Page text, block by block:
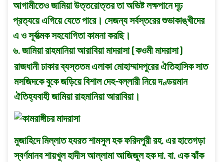
আগামীতেও জামিয়া উত্তরােত্তর তা অভিষ্ট লক্ষপানে দৃঢ়
প্রত্যয়ে এগিয়ে যেতে পারে। সেজন্য সর্বস্তরের শুভাকাঙ্খীদের
এ ও সূৰ্বাত্মক সহযােগিতা কামনা করছি।
৬. জামিয়া রাহমানিয়া আরাবিয়া মাদরাসা ( কওমী মাদরাসা )
রাজধানী ঢাকার ব্যস্ততম এলাকা মোহাম্মাদপুরের ঐতিহাসিক সাত
মসজিদকে বুকে জড়িয়ে বিশাল দেহ-বল্লারী নিয়ে দণ্ডয়মান
ঐতিহ্যবাহী জামিয়া রাহমানিয়া আরাবিয়া।
মুজাহিদে মিল্লাত হযরত শামসুল হক ফরিদপুরী রহ. এর হাতেগড়া
স্বর্ণমানব শায়খুল হাদীস আল্লামা আজিজুল হক দা. বা. এক ঝাঁক